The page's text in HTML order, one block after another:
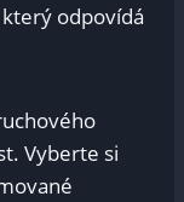
odpovídá
Vyberte si